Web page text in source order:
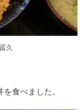
久
食べました。